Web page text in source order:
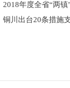
2018年度全省“两
铜川出台20条措施